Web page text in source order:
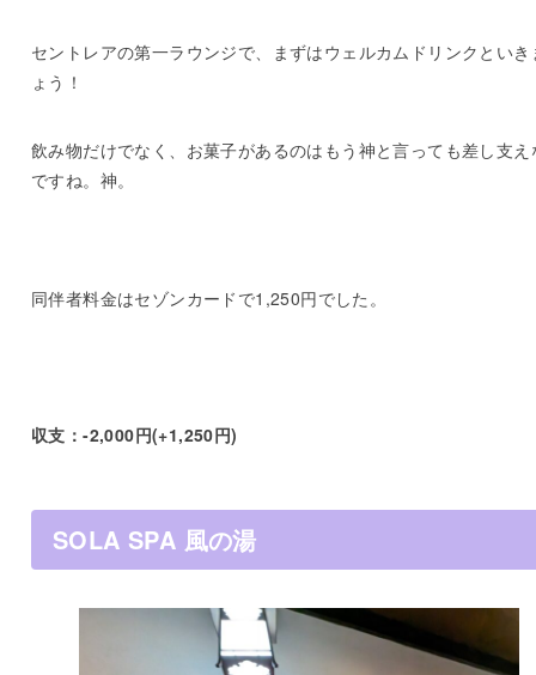
セントレアの第一ラウンジで、まずはウェルカムドリンクといき
ょう！
飲み物だけでなく、お菓子があるのはもう神と言っても差し支え
ですね。神。
同伴者料金はセゾンカードで1,250円でした。
収支：-2,000円(+1,250円)
SOLA SPA 風の湯